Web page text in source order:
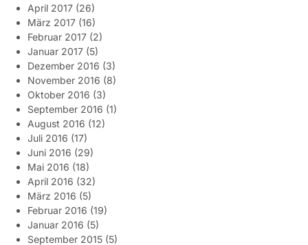
April 2017 (26)
März 2017 (16)
Februar 2017 (2)
Januar 2017 (5)
Dezember 2016 (3)
November 2016 (8)
Oktober 2016 (3)
September 2016 (1)
August 2016 (12)
Juli 2016 (17)
Juni 2016 (29)
Mai 2016 (18)
April 2016 (32)
März 2016 (5)
Februar 2016 (19)
Januar 2016 (5)
September 2015 (5)